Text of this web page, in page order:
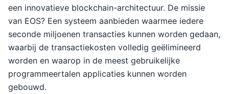
een innovatieve blockchain-architectuur. De missie
van EOS? Een systeem aanbieden waarmee iedere
seconde miljoenen transacties kunnen worden gedaan,
waarbij de transactiekosten volledig geëlimineerd
worden en waarop in de meest gebruikelijke
programmeertalen applicaties kunnen worden
gebouwd.